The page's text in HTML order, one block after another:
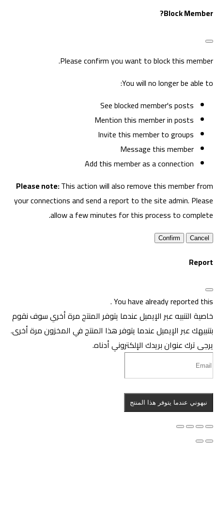
Block
Please confirm you want to block this
You will no longer be able
See blocked member's posts
Mention this member in posts
Invite this member to groups
Message this member
Add this member as a connection
Please note:This action will also remove this member
your connections and send a report to the site admin.
allow a few minutes for this process to
Confirm
You have already reported
.
التنبيه عبر الإيميل عندما يتوفر المنتج مرة أخريسوف نقوم
عبر الإيميل عندما يتوفر هذا المنتج في المخزون مرة أخرى.
ترك عنوان بريدك الإلكتروني أدناه.
نبهوني عندما يتوفر هذا المنتج